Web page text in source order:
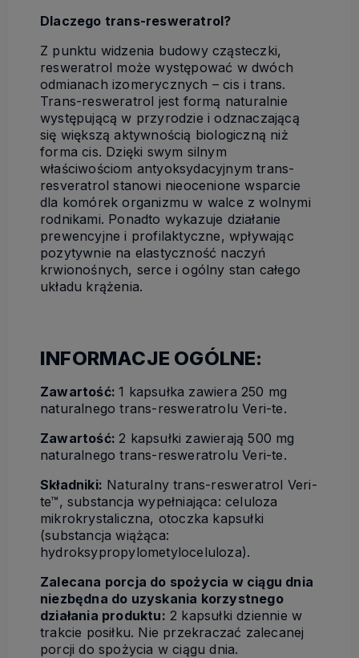
Dlaczego trans-resweratrol?
Z punktu widzenia budowy cząsteczki,
resweratrol może występować w dwóch
odmianach izomerycznych – cis i trans.
Trans-resweratrol jest formą naturalnie
występującą w przyrodzie i odznaczającą
się większą aktywnością biologiczną niż
forma cis. Dzięki swym silnym
właściwościom antyoksydacyjnym trans-
resveratrol stanowi nieocenione wsparcie
dla komórek organizmu w walce z wolnymi
rodnikami. Ponadto wykazuje działanie
prewencyjne i profilaktyczne, wpływając
pozytywnie na elastyczność naczyń
krwionośnych, serce i ogólny stan całego
układu krążenia.
INFORMACJE OGÓLNE:
Zawartość:1 kapsułka zawiera 250 mg
naturalnego trans-resweratrolu Veri-te.
Zawartość: 2 kapsułki zawierają 500 mg
naturalnego trans-resweratrolu Veri-te.
Składniki: Naturalny trans-resweratrol Veri-
te™, substancja wypełniająca: celuloza
mikrokrystaliczna, otoczka kapsułki
(substancja wiążąca:
hydroksypropylometyloceluloza).
Zalecana porcja do spożycia w ciągu dnia
niezbędna do uzyskania korzystnego
działania produktu: 2 kapsułki dziennie w
trakcie posiłku. Nie przekraczać zalecanej
porcji do spożycia w ciągu dnia.